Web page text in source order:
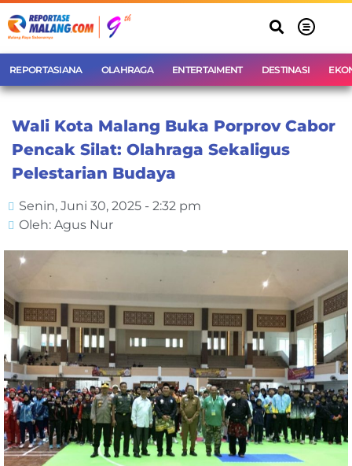
REPORTASIANA OLAHRAGA ENTERTAIMENT DESTINASI
Wali Kota Malang Buka Porprov Cabor
Pencak Silat: Olahraga Sekaligus
Pelestarian Budaya
Senin, Juni 30, 2025 - 2:32 pm
Oleh: Agus Nur